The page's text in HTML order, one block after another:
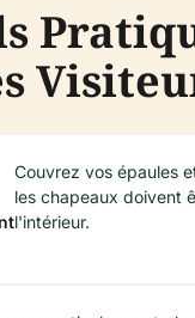
Couvrez vos épaules
les chapeaux doivent
l'intérieur.